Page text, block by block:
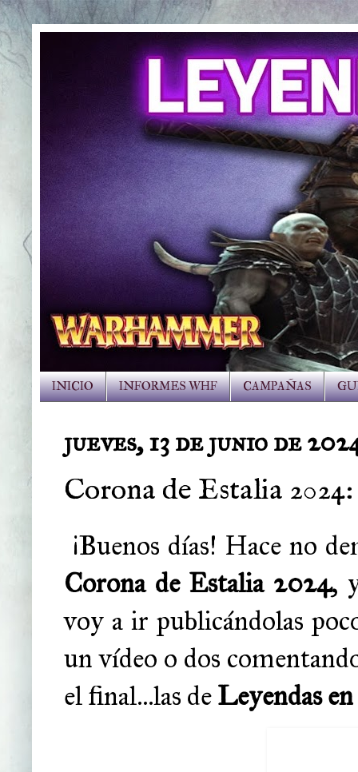
INICIO INFORMES WHF CAMPAÑAS
jueves, 13 de junio de
Corona de Estalia
¡Buenos días! Hace no
Corona de Estalia 2024,
voy a ir publicándolas
un vídeo o dos
el final...las deLeyendas